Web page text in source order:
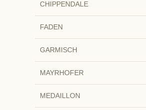
CHIPPENDALE
FADEN
GARMISCH
MAYRHOFER
MEDAILLON